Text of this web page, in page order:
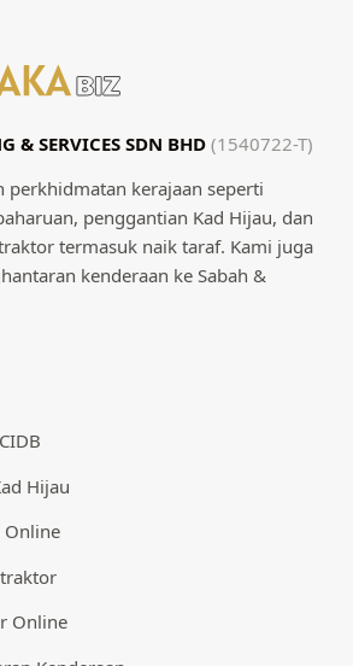
& SERVICES SDN BHD (1540722-T)
perkhidmatan kerajaan seperti
penggantian Kad Hijau, dan
termasuk naik taraf. Kami juga
kenderaan ke Sabah &
Hijau
Online
Online